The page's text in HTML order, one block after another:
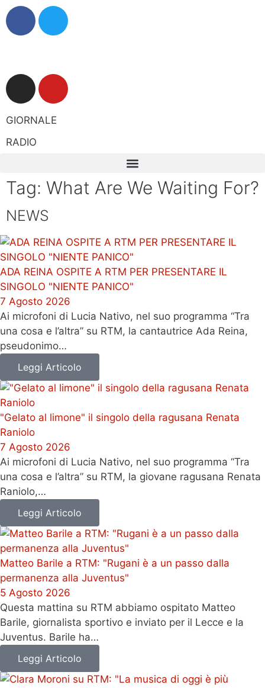
GIORNALE
RADIO
Tag: What Are We Waiting For?
NEWS
ADA REINA OSPITE A RTM PER PRESENTARE IL
SINGOLO "NIENTE PANICO"
7 Agosto 2026
Ai microfoni di Lucia Nativo, nel suo programma “Tra
una cosa e l’altra” su RTM, la cantautrice Ada Reina,
pseudonimo…
Leggi Articolo
"Gelato al limone" il singolo della ragusana Renata
Raniolo
7 Agosto 2026
Ai microfoni di Lucia Nativo, nel suo programma “Tra
una cosa e l’altra” su RTM, la giovane ragusana Renata
Raniolo,…
Leggi Articolo
Matteo Barile a RTM: "Rugani è a un passo dalla
permanenza alla Juventus"
5 Agosto 2026
Questa mattina su RTM abbiamo ospitato Matteo
Barile, giornalista sportivo e inviato per il Lecce e la
Juventus. Barile ha…
Leggi Articolo